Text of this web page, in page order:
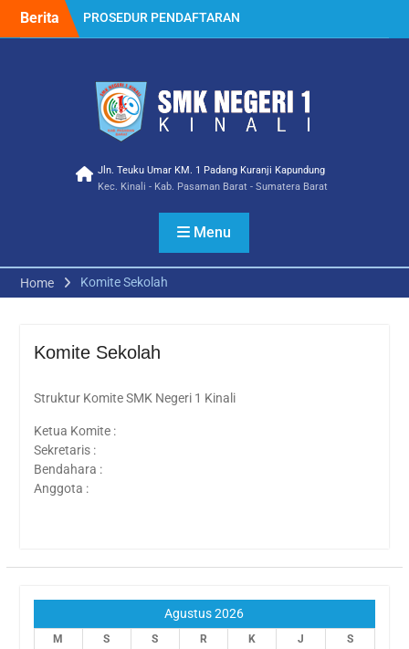
Berita
PROSEDUR PENDAFTARAN
PPDB 2023
Wulanda Siswa/i SMK
NEGERI 1 KINALI Jurusan
Multimedia Meraih Juara III
Ramadhan Ceria Tingkat
SMK Tahun 2023
Tahun Pelajaran 2022
Mitra Industri Berbagi
Sebagai Guru Tamu di SMK
Negeri 1 Kinali SMK Pusat
Kegiatan Gebyar Vaksin
WAJAH BARU SMKN 1
KINALI SEBAGAI SMK
PUSAT KEUNGGULAN 2021
PPDB ONLINE SMK NEGERI
Jln. Teuku Umar KM. 1 Padang Kuranji Kapundung
Kec. Kinali - Kab. Pasaman Barat - Sumatera Barat
Menu
Home Komite Sekolah
Komite Sekolah
Struktur Komite SMK Negeri 1 Kinali
Ketua Komite :
Sekretaris :
Bendahara :
Anggota :
Agustus 2026
M S S R K J
S